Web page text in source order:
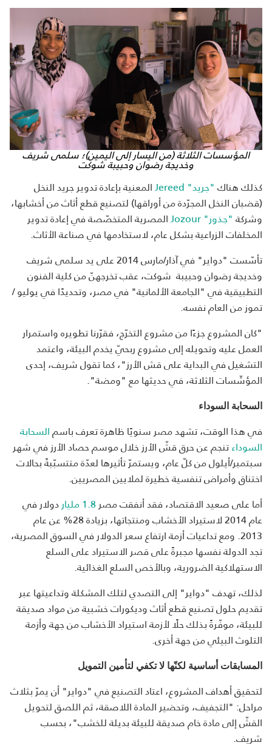
المؤسسات الثلاثة (من اليسار إلى اليمين)؛ سلمى شريف
وخديجة رضوان وحبيبة شوكت
كذلك هناك"جريد" Jereedالمعنية بإعادة تدوير جريد النخل
(قضبان النخل المجرّدة من أوراقها) لتصنيع قطع أثاث من أخشابها،
وشركة"جذور"Jozourالمصرية المتخصّصة في إعادة تدوير
المخلفات الزراعية بشكل عام، لاستخادمها في صناعة الأثاث.
تأسّست "دواير" في آذار/مارس 2014 على يد سلمى شريف
وخديجة رضوان وحبيبة شوكت، عقب تخرجهنّ من كلية الفنون
التطبيقية في "الجامعة الألمانية" في مصر، وتحديدًا في يوليو /
تموز من العام نفسه.
"كان المشروع جزءًا من مشروع التخرّج، فقرّرنا تطويره واستمرار
العمل عليه وتحويله إلى مشروع ربحيّ يخدم البيئة، واعتمد
التشغيل في البداية على قش الأرز"، كما تقول شريف، إحدى
المؤسِّسات الثلاثة، في حديثها مع "ومضة".
السحابة السوداء
في هذا الوقت، تشهد مصر سنويًا ظاهرة تعرف باسمالسحابة
السوداءتنجم عن حرق قشّ الأرز خلال موسم حصاد الأرز في شهر
سبتمبر/أيلول من كلّ عام، ويستمرّ تأثيرها لعدّة متتسبّبةً بحالات
اختناق وأمراض تنفسية خطيرة لملايين المصريين.
أما على صعيد الاقتصاد، فقد أنفقت مصر
دولار في
عام 2014 لاستيراد الأخشاب ومنتجاتها، بزيادة 28% عن عام
2013. ومع تداعيات أزمة ارتفاع سعر الدولار في السوق المصرية،
تجد الدولة نفسها مجبرةً على قصر الاستيراد على السلع
الاستهلاكية الضرورية، وبالأخص السلع الغذائية.
لذلك، تهدف "دواير" إلى التصدي لتلك المشكلة وتداعيتها عبر
تقديم حلول تصنيع قطع أثاث وديكورات خشبية من مواد صديقة
للبيئة، موفّرةً بذلك حلًا لأزمة استيراد الأخشاب من جهة وأزمة
التلوث البيئي من جهة أخرى.
المسابقات أساسية لكنّها لا تكفي لتأمين التمويل
لتحقيق أهداف المشروع، اعتاد التصنيع في "دواير" أن يمرّ بثلاث
مراحل: "التجفيف، وتحضير المادة اللاصقة، ثم اللصق لتحويل
القشّ إلى مادة خام صديقة للبيئة بديلة للخشب"، بحسب
شريف.